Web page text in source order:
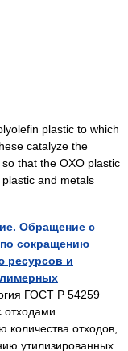
plastic to which
catalyze the
that the OXO plastic
and metals
Обращение с
сокращению
ресурсов и
ГОСТ Р 54259
отходов,
утилизированных